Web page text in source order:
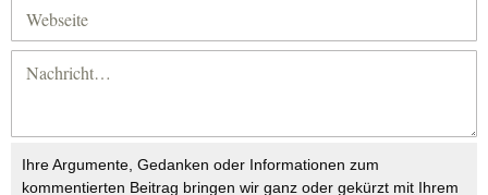
Ihre Argumente, Gedanken oder Informationen zum
kommentierten Beitrag bringen wir ganz oder gekürzt mit Ihrem